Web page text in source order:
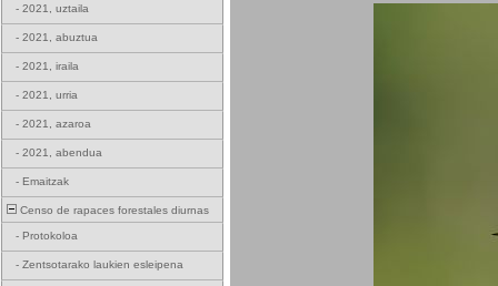
- 2021, uztaila
- 2021, abuztua
- 2021, iraila
- 2021, urria
- 2021, azaroa
- 2021, abendua
- Emaitzak
Censo de rapaces forestales diurnas
- Protokoloa
- Zentsotarako laukien esleipena